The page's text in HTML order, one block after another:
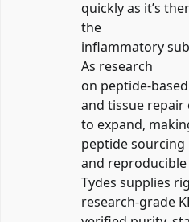
quickly as it’s
the
inflammatory
As research
on peptide-
and tissue repair
to expand,
peptide
and
Tydes supplies
research-grade